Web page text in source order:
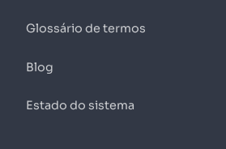
Glossário de termos
Blog
Estado do sistema